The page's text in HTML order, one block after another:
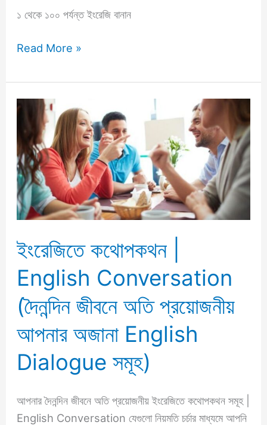
১ থেকে ১০০ পর্যন্ত ইংরেজি বানান
Read More »
ইংরেজিতে কথোপকথন |
English Conversation
(দৈনন্দিন জীবনে অতি প্রয়োজনীয়
আপনার অজানা English
Dialogue সমূহ)
আপনার দৈনন্দিন জীবনে অতি প্রয়োজনীয় ইংরেজিতে কথোপকথন সমূহ |
English Conversation যেগুলো নিয়মতি চর্চার মাধ্যমে আপনি
ইংরেজিতে
কথোপকথন
|
English
Conversation
(দৈনন্দিন
জীবনে
প্রয়োজনীয়
আপনার
অজানা
English
Dialogue
সমূহ)